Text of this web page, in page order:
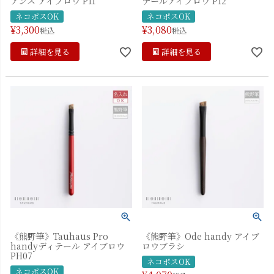
ネコポスOK
¥3,300税込
詳細を見る
ネコポスOK
¥3,080税込
詳細を見る
《熊野筆》Tauhaus Pro
handyディテール アイブロウ
PH07
ネコポスOK
《熊野筆》Ode handy アイブ
ロウブラシ
ネコポスOK